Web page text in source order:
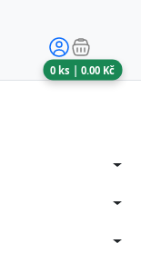
0 ks |0.00 Kč